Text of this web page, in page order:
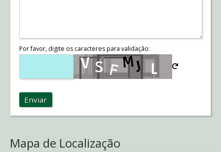
Por favor, digite os caracteres para validação:
Enviar
Mapa de Localização